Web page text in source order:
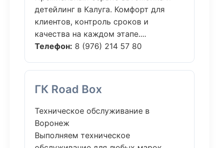
детейлинг в Калуга. Комфорт для
клиентов, контроль сроков и
качества на каждом этапе....
Телефон: 8 (976) 214 57 80
ГК Road Box
Техническое обслуживание в
Воронеж
Выполняем техническое